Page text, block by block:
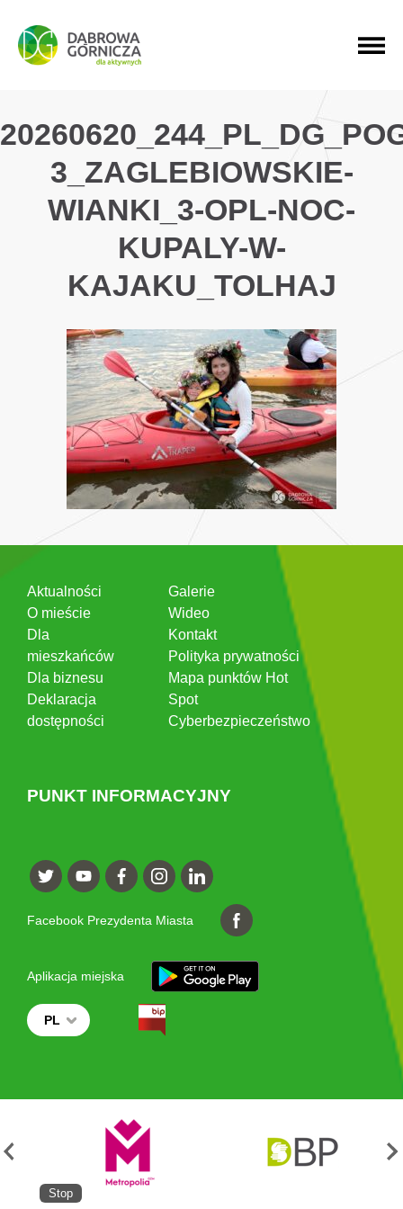
PRZEJDŹ DO MENU GŁÓWNEGO
PRZEJDŹ DO WYSZUKIWARKI
PRZEJDŹ DO TREŚCI
3_ZAGLEBIOWSKIE-
WIANKI_3-OPL-NOC-
KUPALY-W-
KAJAKU_TOLHAJ
Aktualności
O mieście
Dla
mieszkańców
Dla biznesu
Deklaracja
dostępności
Galerie
Wideo
Kontakt
Polityka prywatności
Mapa punktów Hot
Spot
Cyberbezpieczeństwo
PUNKT INFORMACYJNY
Facebook Prezydenta Miasta
Aplikacja miejska
PL
Stop